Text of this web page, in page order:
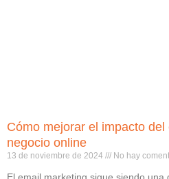
Cómo mejorar el impacto
negocio online
13 de noviembre de 2024 No hay